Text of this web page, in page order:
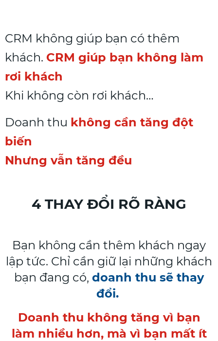
CRM không giúp bạn có thêm
khách. CRM giúp bạn không làm
rơi khách
Khi không còn rơi khách…
Doanh thu không cần tăng đột
biến
Nhưng vẫn tăng đều
4 THAY ĐỔI RÕ RÀNG
Bạn không cần thêm khách ngay
lập tức. Chỉ cần giữ lại những khách
bạn đang có, doanh thu sẽ thay
đổi.
Doanh thu không tăng vì bạn
làm nhiều hơn, mà vì bạn mất ít